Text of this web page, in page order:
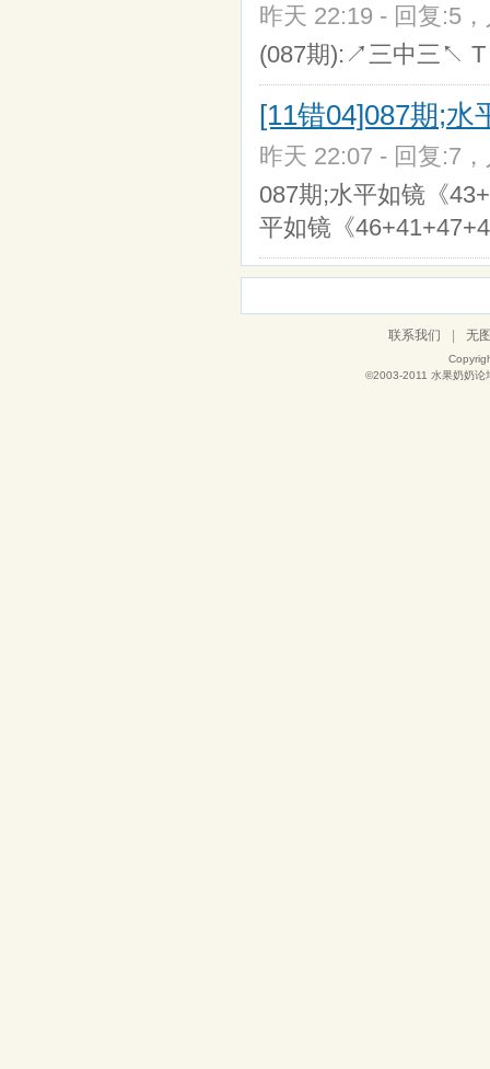
昨天 22:19 - 回复:5
(087期):↗三中三↖ T
[11错04]087
昨天 22:07 - 回复:7
087期;水平如镜《
平如镜《
联系我们 无
©2003-2011 水果奶奶论